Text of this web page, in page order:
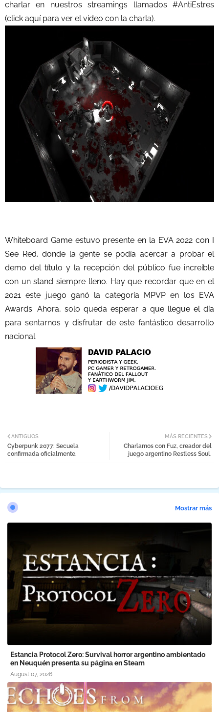
charlar en nuestros streamings llamados #AntiEstres
(click aquípara ver el video con la charla).
Whiteboard Game estuvo presente en la EVA 2022 con I
See Red, donde la gente se podía acercar a probar el
demo del título y la recepción del público fue increíble
con un stand siempre lleno. Hay que recordar que en el
2021 este juego ganó la categoría MPVP en los EVA
Awards. Ahora, solo queda esperar a que llegue el día
para sentarnos y disfrutar de este fantástico desarrollo
nacional.
MÁS RECIENTES
Charlamos con Fuz, creador del
juego argentino Restless Soul.
ANTIGUOS
Cyberpunk 2077: Secuela
confirmada oficialmente.
Mostrar más
Estancia Protocol Zero: Survival horror argentino ambientado
en Neuquén presenta su página en Steam
August 07, 2026